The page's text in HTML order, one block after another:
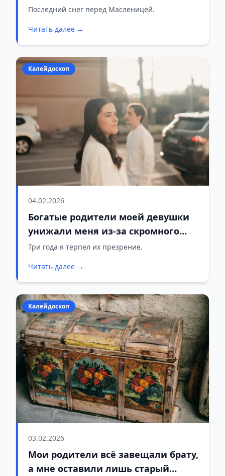
меня неудачницей, но когда
побледнели
Последний снег перед Масленицей.
Читать далее →
Калейдоскоп
04.02.2026
Богатые родители моей девушки
унижали меня из-за скромного
авто и простой одежды. Поэтому я
изменились
Три года я терпел их презрение.
Читать далее →
Калейдоскоп
03.02.2026
Мои родители всё завещали брату,
а мне оставили лишь старый